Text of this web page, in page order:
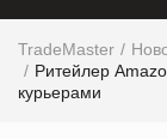
TradeMaster
Ритейлер
курьерами